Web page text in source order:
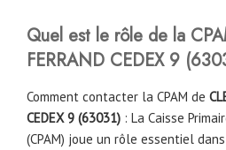
Quel est le rôle de la
FERRAND CEDEX 9
Comment contacter la CPAM de
CEDEX 9 (63031) : La Caisse
(CPAM) joue un rôle essentiel